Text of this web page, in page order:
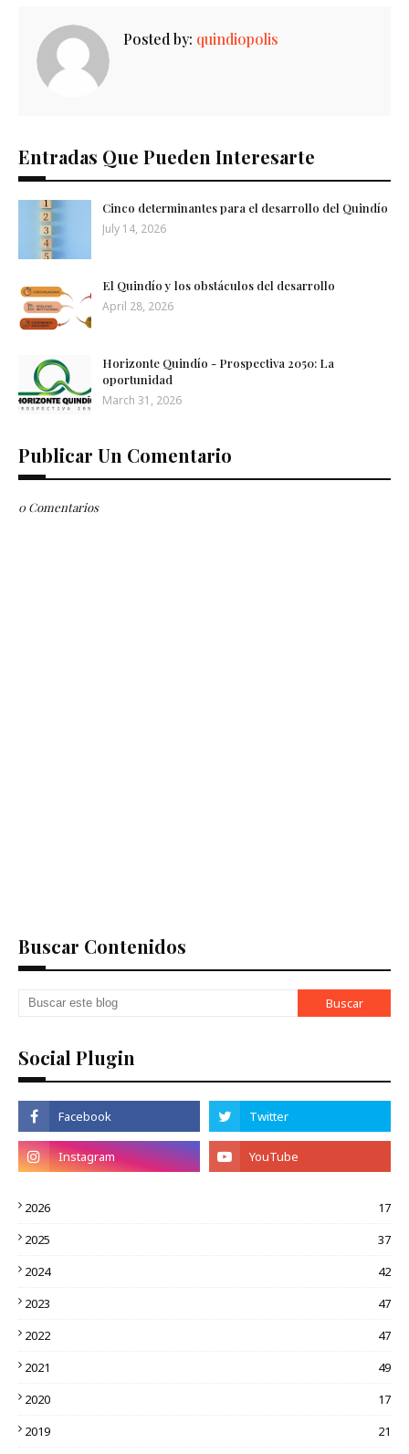
Posted by: quindiopolis
Entradas Que Pueden Interesarte
Cinco determinantes para el desarrollo del Quindío
July 14, 2026
El Quindío y los obstáculos del desarrollo
April 28, 2026
Horizonte Quindío - Prospectiva 2050: La
oportunidad
March 31, 2026
Publicar Un Comentario
0 Comentarios
Buscar Contenidos
Social Plugin
2026
17
2025
37
2024
42
2023
47
2022
47
2021
49
2020
17
2019
21